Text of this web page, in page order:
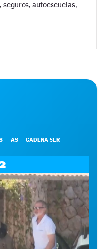
autoescuelas,
AS CADENA SER